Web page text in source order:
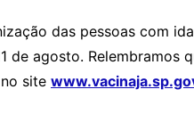
ar
e
das pessoas com
de agosto. Relembramos
site